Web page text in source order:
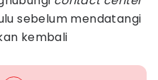
sebelum mendatangi
kembali